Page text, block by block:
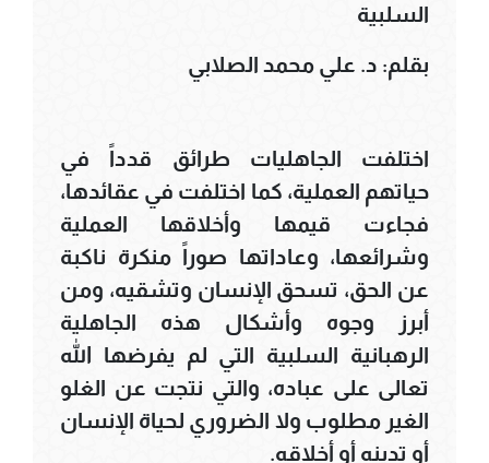
السلبية
بقلم: د. علي محمد الصلابي
اختلفت الجاهليات طرائق قدداً في
حياتهم العملية، كما اختلفت في عقائدها،
فجاءت قيمها وأخلاقها العملية
وشرائعها، وعاداتها صوراً منكرة ناكبة
عن الحق، تسحق الإنسان وتشقيه، ومن
أبرز وجوه وأشكال هذه الجاهلية
الرهبانية السلبية التي لم يفرضها الله
تعالى على عباده، والتي نتجت عن الغلو
الغير مطلوب ولا الضروري لحياة الإنسان
أو تدينه أو أخلاقه.